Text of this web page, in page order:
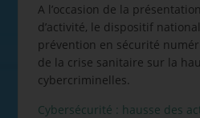
A l’occasion de la
d’activité, le dispositif
prévention en sécurité
de la crise sanitaire sur la
cybercriminelles.
Cybersécurité : hausse des